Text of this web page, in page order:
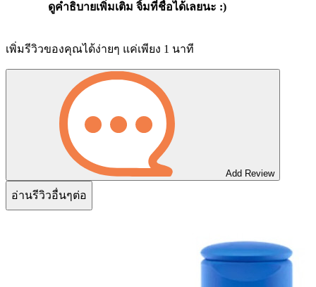
ดูคำธิบายเพิ่มเติม จิ้มที่ชื่อได้เลยนะ :)
เพิ่มรีวิวของคุณได้ง่ายๆ แค่เพียง 1 นาที
Add Review
อ่านรีวิวอื่นๆต่อ